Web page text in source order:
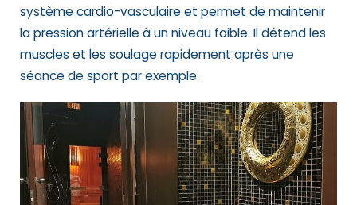
système cardio-vasculaire et permet de maintenir
la pression artérielle à un niveau faible. Il détend les
muscles et les soulage rapidement après une
séance de sport par exemple.